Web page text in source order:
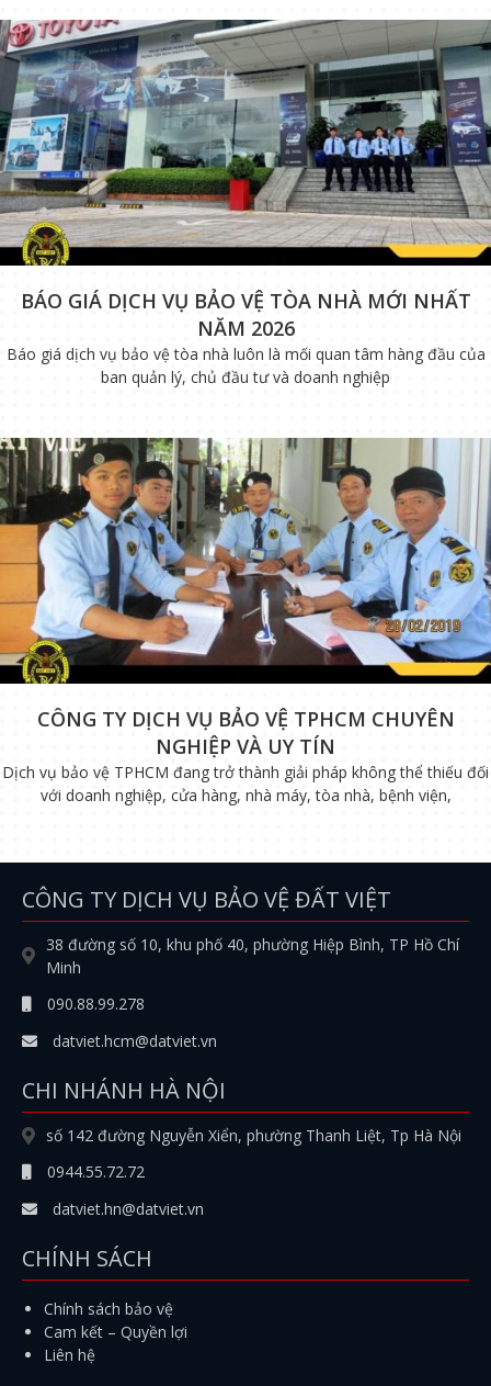
BÁO GIÁ DỊCH VỤ BẢO VỆ TÒA NHÀ MỚI NHẤT
NĂM 2026
Báo giá dịch vụ bảo vệ tòa nhà luôn là mối quan tâm hàng đầu của
ban quản lý, chủ đầu tư và doanh nghiệp
CÔNG TY DỊCH VỤ BẢO VỆ TPHCM CHUYÊN
NGHIỆP VÀ UY TÍN
Dịch vụ bảo vệ TPHCM đang trở thành giải pháp không thể thiếu đối
với doanh nghiệp, cửa hàng, nhà máy, tòa nhà, bệnh viện,
CÔNG TY DỊCH VỤ BẢO VỆ ĐẤT VIỆT
38 đường số 10, khu phố 40, phường Hiệp Bình, TP Hồ Chí
Minh
090.88.99.278
datviet.hcm@datviet.vn
CHI NHÁNH HÀ NỘI
số 142 đường Nguyễn Xiển, phường Thanh Liệt, Tp Hà Nội
0944.55.72.72
datviet.hn@datviet.vn
CHÍNH SÁCH
Chính sách bảo vệ
Cam kết – Quyền lợi
Liên hệ